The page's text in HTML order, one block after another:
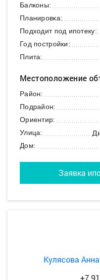
Балконы:
Планировка:
Подходит под ипотеку:
Год постройки:
Плита:
Местоположение
Район:
Подрайон:
Ориентир:
Улица:
Дом:
Заявка
Кулясова